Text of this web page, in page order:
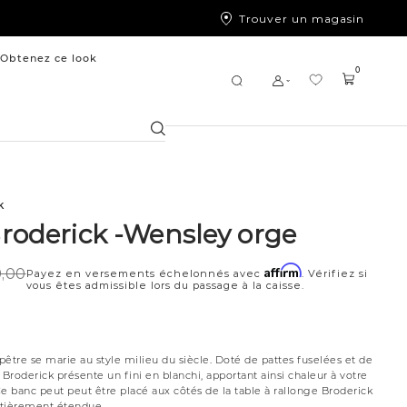
Trouver un magasin
Obtenez ce look
Chercher
0
-Wensley orge
Payez en versements échelonnés avec Affirm. Vérifiez si
vous êtes admissible lors du passage à la caisse.
se marie au style milieu du siècle. Doté de pattes fuselées et de
Broderick présente un fini en blanchi, apportant ainsi chaleur à votre
banc peut peut être placé aux côtés de la table à rallonge Broderick